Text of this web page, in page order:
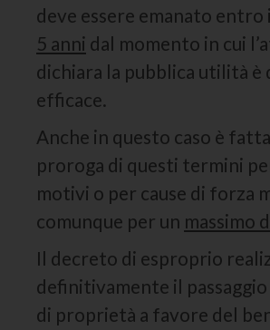
deve essere emanato entro
5 anni dal momento in cui
dichiara la pubblica utilità
efficace.
Anche in questo caso è
proroga di questi termini
motivi o per cause di forza
comunque per un massimo
Il decreto di esproprio
definitivamente il
di proprietà a favore del